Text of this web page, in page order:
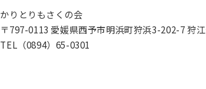
かりとりもさくの会
〒797-0113 愛媛県西予市明浜町狩浜3-202-7 狩
TEL（0894）65-0301